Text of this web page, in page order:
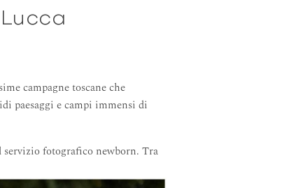
campagne toscane che
paesaggi e campi immensi di
servizio fotografico newborn. Tra